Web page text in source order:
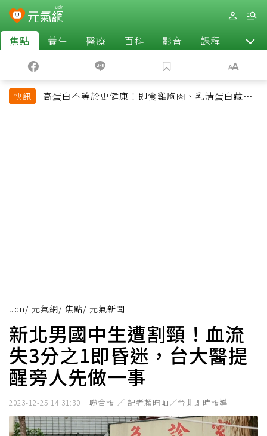
焦點 養生 醫療 百科 影音 課程 退休
快訊
高蛋白不等於更健康！即食雞胸肉、乳清蛋白藏陷
udn/ 元氣網/ 焦點/ 元氣新聞
新北男國中生遭割頸！血流
失3分之1即昏迷，台大醫提
醒旁人先做一事
2023-12-25 14:31:30 聯合報 ／ 記者賴昀岫／台北即時報導